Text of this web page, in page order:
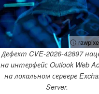
ⓘ
Дефект CVE-2026-42897
на интерфейс Outlook Web
на локальном сервере
Server.